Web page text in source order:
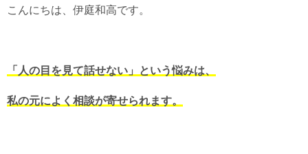
こんにちは、伊庭和高です。
「人の目を見て話せない」という悩みは、
私の元によく相談が寄せられます。